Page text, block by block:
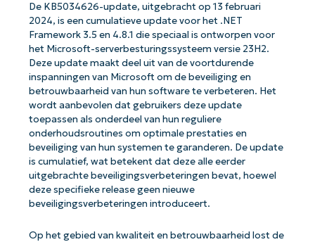
De KB5034626-update, uitgebracht op 13 februari
2024, is een cumulatieve update voor het .NET
Framework 3.5 en 4.8.1 die speciaal is ontworpen voor
het Microsoft-serverbesturingssysteem versie 23H2.
Deze update maakt deel uit van de voortdurende
inspanningen van Microsoft om de beveiliging en
betrouwbaarheid van hun software te verbeteren. Het
wordt aanbevolen dat gebruikers deze update
toepassen als onderdeel van hun reguliere
onderhoudsroutines om optimale prestaties en
beveiliging van hun systemen te garanderen. De update
is cumulatief, wat betekent dat deze alle eerder
uitgebrachte beveiligingsverbeteringen bevat, hoewel
deze specifieke release geen nieuwe
beveiligingsverbeteringen introduceert.
Op het gebied van kwaliteit en betrouwbaarheid lost de